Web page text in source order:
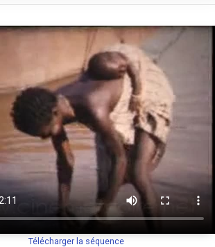
Télécharger la séquence